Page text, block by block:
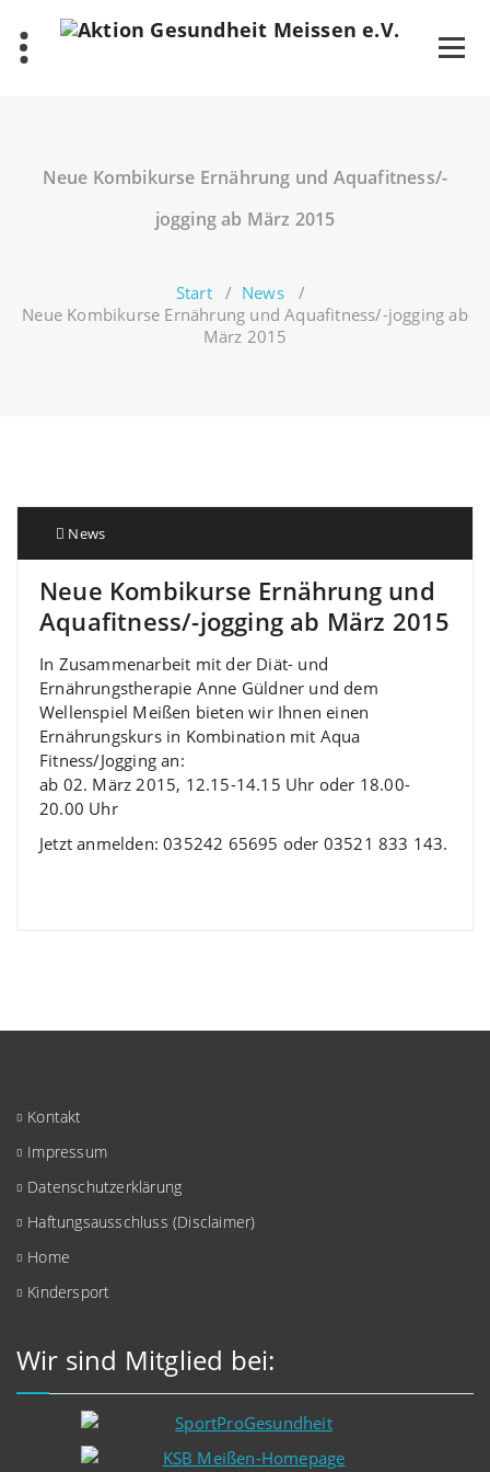
Inhalt
springen
Neue Kombikurse Ernährung und Aquafitness/-
jogging ab März 2015
Start/ News/
Neue Kombikurse Ernährung und Aquafitness/-jogging ab
März 2015
News
Neue Kombikurse Ernährung und
Aquafitness/-jogging ab März 2015
In Zusammenarbeit mit der Diät- und
Ernährungstherapie Anne Güldner und dem
Wellenspiel Meißen bieten wir Ihnen einen
Ernährungskurs in Kombination mit Aqua
Fitness/Jogging an:
ab 02. März 2015, 12.15-14.15 Uhr oder 18.00-
20.00 Uhr
Jetzt anmelden: 035242 65695 oder 03521 833 143.
Kontakt
Impressum
Datenschutzerklärung
Haftungsausschluss (Disclaimer)
Home
Kindersport
Wir sind Mitglied bei: